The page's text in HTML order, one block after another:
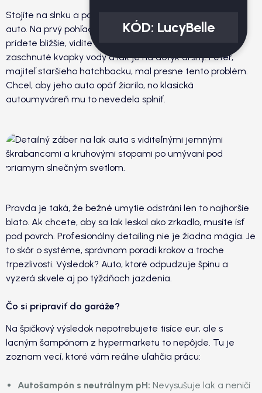
Stojíte na slnku a pozeráte sa na svoje čerstvo umyté
auto. Na prvý pohľad je čisté, ale niečo tomu chýba. Keď
prídete bližšie, vidíte drobné "pavučiny" od škrabancov,
zaschnuté kvapky vody a lak je na dotyk drsný. Peter,
majiteľ staršieho hatchbacku, mal presne tento problém.
Chcel, aby jeho auto opäť žiarilo, no klasická
autoumyváreň mu to nevedela splniť.
Pravda je taká, že bežné umytie odstráni len to najhoršie
blato. Ak chcete, aby sa lak leskol ako zrkadlo, musíte ísť
pod povrch. Profesionálny detailing nie je žiadna mágia. Je
to skôr o systéme, správnom poradí krokov a troche
trpezlivosti. Výsledok? Auto, ktoré odpudzuje špinu a
vyzerá skvele aj po týždňoch jazdenia.
Čo si pripraviť do garáže?
Na špičkový výsledok nepotrebujete tisíce eur, ale s
lacným šampónom z hypermarketu to nepôjde. Tu je
zoznam vecí, ktoré vám reálne uľahčia prácu:
Autošampón s neutrálnym pH: Nevysušuje lak a neničí
KÓD: LucyBelle